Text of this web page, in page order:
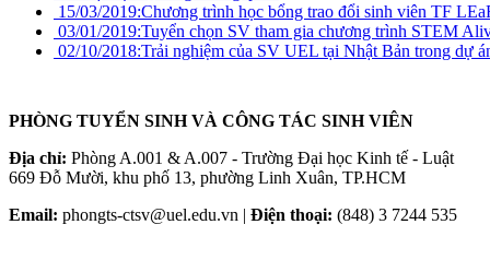
15/03/2019:Chương trình học bổng trao đổi sinh viên TF
03/01/2019:Tuyển chọn SV tham gia chương trình STEM
02/10/2018:Trải nghiệm của SV UEL tại Nhật Bản trong dự
PHÒNG TUYỂN SINH VÀ CÔNG TÁC SINH VIÊN
Địa chỉ: Phòng A.001 & A.007 - Trường Đại học Kinh tế - Luật
669 Đỗ Mười, khu phố 13, phường Linh Xuân, TP.HCM
Email: phongts-ctsv@uel.edu.vn | Điện thoại: (848) 3 7244 535